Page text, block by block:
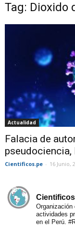
Tag: Dioxido
Actualidad
Falacia de
Cientificos.pe - 16 Junio,
actividades
en el Perú.